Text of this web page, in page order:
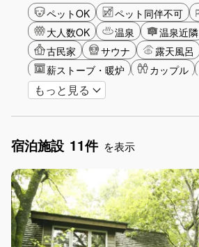
ペットOK ペット同伴不可
大人数OK
温泉 温泉近隣
古民家
サウナ
露天風呂
薪ストーブ・暖炉
カップル
海・ビーチ
手持ち花火OK
お子さま歓迎
もっと見る
宿泊施設 11件 を表示